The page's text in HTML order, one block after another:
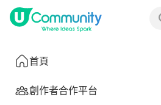
首頁
創作者合作平台